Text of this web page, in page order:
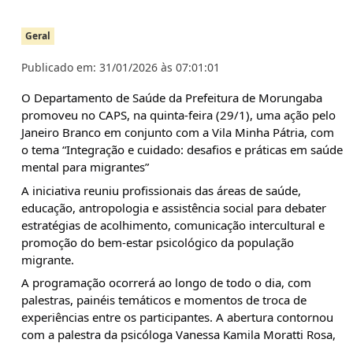
Geral
Publicado em: 31/01/2026 às 07:01:01
O Departamento de Saúde da Prefeitura de Morungaba
promoveu no CAPS, na quinta-feira (29/1), uma ação pelo
Janeiro Branco em conjunto com a Vila Minha Pátria, com
o tema “Integração e cuidado: desafios e práticas em saúde
mental para migrantes”
A iniciativa reuniu profissionais das áreas de saúde,
educação, antropologia e assistência social para debater
estratégias de acolhimento, comunicação intercultural e
promoção do bem-estar psicológico da população
migrante.
A programação ocorrerá ao longo de todo o dia, com
palestras, painéis temáticos e momentos de troca de
experiências entre os participantes. A abertura contornou
com a palestra da psicóloga Vanessa Kamila Moratti Rosa,